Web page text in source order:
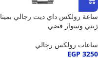
ساعة رولكس داي ديت رجالي بمينا
زيتي وسوار فضي
ساعات رولكس رجالي
EGP 3250